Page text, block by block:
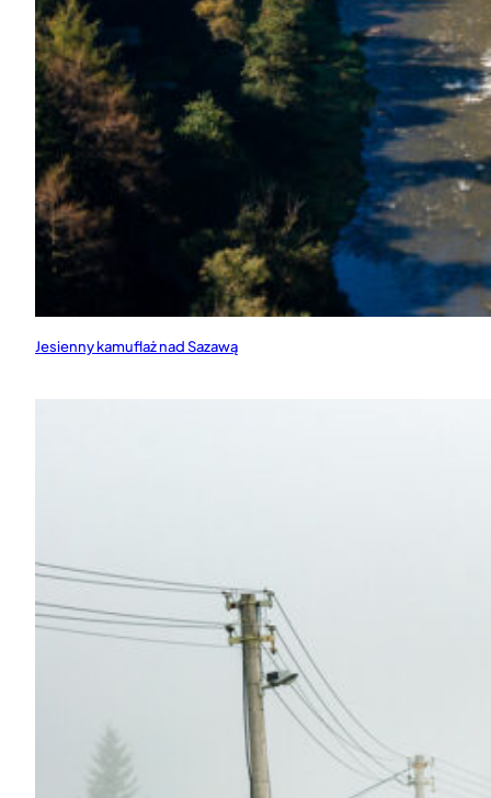
Jesienny kamuflaż nad Sazawą